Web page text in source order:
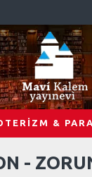
&
-